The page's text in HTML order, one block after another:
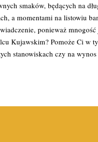
smaków, będących na
a momentami na listowiu
ponieważ
Kujawskim? Pomoże Ci w
stanowiskach czy na